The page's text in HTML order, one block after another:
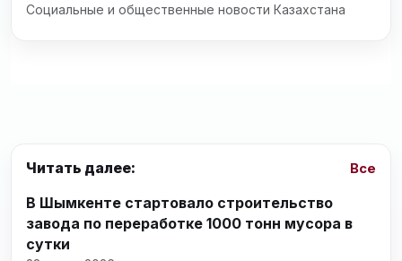
Социальные и общественные новости Казахстана
Читать далее: Все
В Шымкенте стартовало строительство
завода по переработке 1000 тонн мусора в
сутки